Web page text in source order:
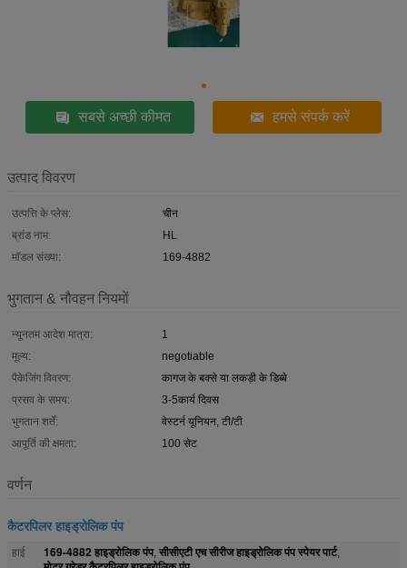
सबसे अच्छी कीमत हमसे संपर्क करें
उत्पाद विवरण
उत्पत्ति के प्लेस:
चीन
ब्रांड नाम:
HL
मॉडल संख्या:
169-4882
भुगतान & नौवहन नियमों
न्यूनतम आदेश मात्रा:
1
मूल्य:
negotiable
पैकेजिंग विवरण:
कागज के बक्से या लकड़ी के डिब्बे
प्रसव के समय:
3-5कार्य दिवस
भुगतान शर्तें:
वेस्टर्न यूनियन, टी/टी
आपूर्ति की क्षमता:
100 सेट
वर्णन
कैटरपिलर हाइड्रोलिक पंप
हाई
169-4882 हाइड्रोलिक पंप, सीसीएटी एच सीरीज हाइड्रोलिक पंप स्पेयर पार्ट,